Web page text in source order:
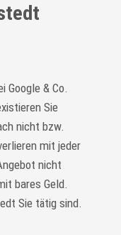
Google & Co.
Sie
nicht bzw.
mit jeder
nicht
bares Geld.
Sie tätig sind.